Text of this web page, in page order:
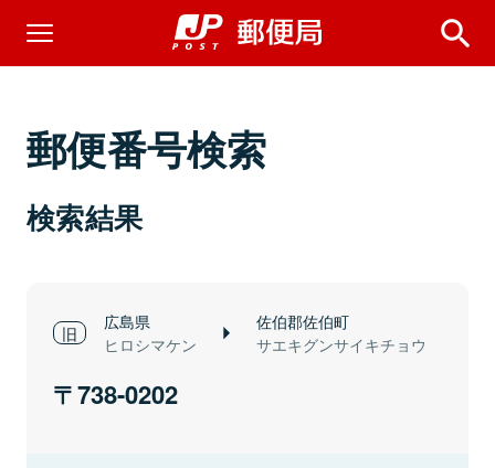
郵便番号検索
検索結果
広島県
ヒロシマケン
佐伯郡佐伯町
サエキグンサイキチョウ
738-0202